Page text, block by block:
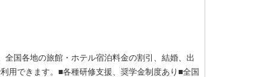
国各地の旅館・ホテル宿泊料金の割引、結婚、出
用できます。■各種研修支援、奨学金制度あり■全国